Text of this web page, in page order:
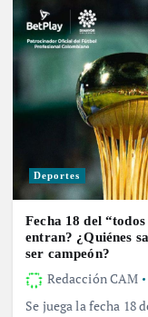
Deportes
Fecha 18 del
entran? ¿Quiénes
ser campeón?
Redacción CAM
Se juega la fecha 18